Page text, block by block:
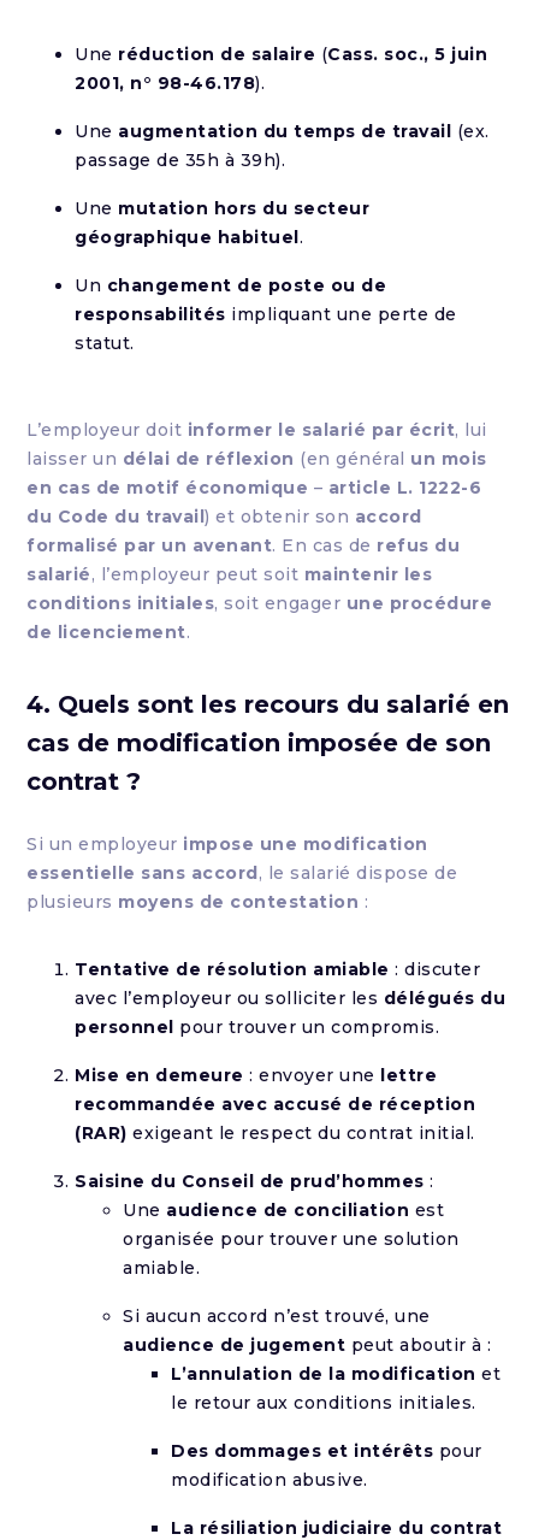
Une réduction de salaire (Cass. soc., 5 juin
2001, n° 98-46.178).
Une augmentation du temps de travail (ex.
passage de 35h à 39h).
Une mutation hors du secteur
géographique habituel.
Un changement de poste ou de
responsabilités impliquant une perte de
statut.
L’employeur doit informer le salarié par écrit, lui
laisser un délai de réflexion (en général un mois
en cas de motif économique – article L. 1222-6
du Code du travail) et obtenir son accord
formalisé par un avenant. En cas de refus du
salarié, l’employeur peut soit maintenir les
conditions initiales, soit engager une procédure
de licenciement.
4. Quels sont les recours du salarié en
cas de modification imposée de son
contrat ?
Si un employeur impose une modification
essentielle sans accord, le salarié dispose de
plusieurs moyens de contestation :
Tentative de résolution amiable : discuter
avec l’employeur ou solliciter les délégués du
personnel pour trouver un compromis.
Mise en demeure : envoyer une lettre
recommandée avec accusé de réception
(RAR) exigeant le respect du contrat initial.
Saisine du Conseil de prud’hommes :
Une audience de conciliation est
organisée pour trouver une solution
amiable.
Si aucun accord n’est trouvé, une
audience de jugement peut aboutir à :
L’annulation de la modification et
le retour aux conditions initiales.
Des dommages et intérêts pour
modification abusive.
La résiliation judiciaire du contrat